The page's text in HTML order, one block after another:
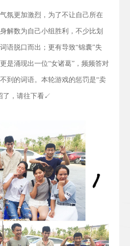
氛更加激烈，为了不让自己所在
解数为自己小组胜利，不少比划
语脱口而出；更有导致“锦囊”失
是涌现出一位“女诸葛”，频频答对
到的词语。本轮游戏的惩罚是“卖
了，请往下看↙